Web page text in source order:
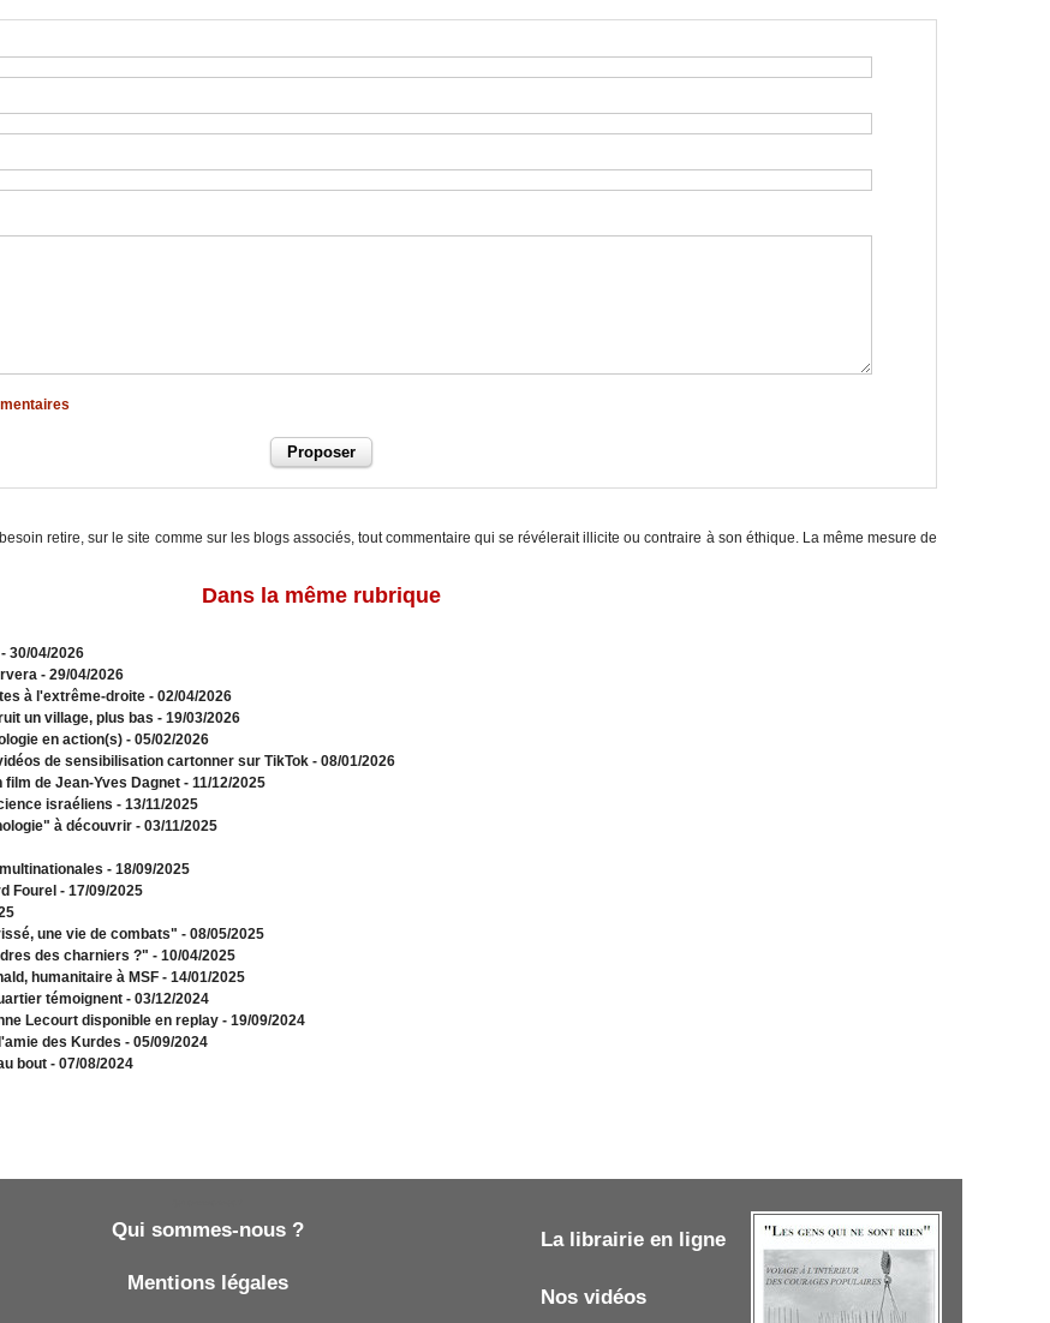
retire, sur le site comme sur les blogs associés, tout commentaire qui se révélerait illicite ou contraire à son éthique. La même mesure de
Dans la même rubrique
- 30/04/2026
- 29/04/2026
à l'extrême-droite - 02/04/2026
un village, plus bas - 19/03/2026
en action(s) - 05/02/2026
de sensibilisation cartonner sur TikTok - 08/01/2026
de Jean-Yves Dagnet - 11/12/2025
israéliens - 13/11/2025
à découvrir - 03/11/2025
- 18/09/2025
Fourel - 17/09/2025
une vie de combats" - 08/05/2025
des charniers ?" - 10/04/2025
humanitaire à MSF - 14/01/2025
témoignent - 03/12/2024
Lecourt disponible en replay - 19/09/2024
des Kurdes - 05/09/2024
bout - 07/08/2024
Qui sommes-nous ?
Mentions légales
La librairie en ligne
Nos vidéos